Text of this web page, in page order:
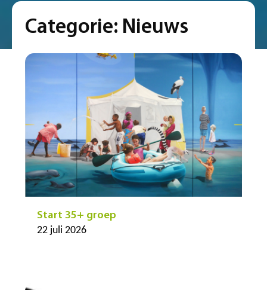
Categorie: Nieuws
Start 35+ groep
22 juli 2026